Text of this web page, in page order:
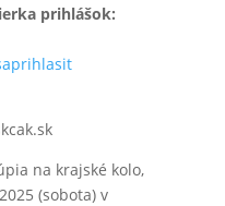
prihlášok:
na krajské kolo,
(sobota) v